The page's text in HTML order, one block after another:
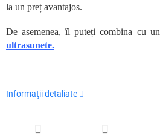
la un preț avantajos.
De asemenea, îl puteți combina cu un
ultrasunete.
Informaţii detaliate